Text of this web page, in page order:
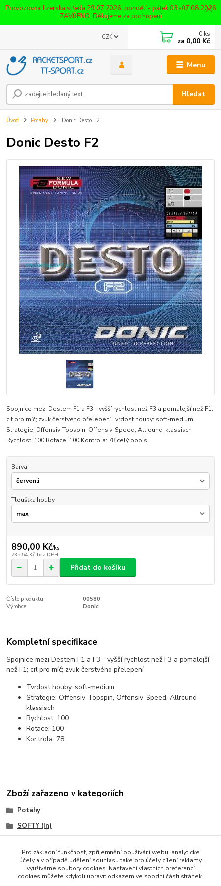
Provozovna Jizerská středa 29.07.2026, pondělí - pátek 03.-07.08.2026
ZAVŘENO. Děkujeme za pochopení
Menu
CZK
Hledat
0 ks
za 0,00 Kč
Úvod Potahy Donic Desto F2
Donic Desto F2
Spojnice mezi Destem F1 a F3 - vyšší rychlost než F3 a pomalejší než F1;
cit pro míč; zvuk čerstvého přelepení Tvrdost houby: soft-medium
Strategie: Offensiv-Topspin, Offensiv-Speed, Allround-klassisch
Rychlost: 100 Rotace: 100 Kontrola: 78 celý popis
Barva
Tloušťka houby
890,00 Kč/ks
735,54 Kč bez DPH
Přidat do košíku
Číslo produktu:
00580
Výrobce:
Donic
Kompletní specifikace
Spojnice mezi Destem F1 a F3 - vyšší rychlost než F3 a pomalejší
než F1; cit pro míč; zvuk čerstvého přelepení
Tvrdost houby: soft-medium
Strategie:Offensiv-Topspin, Offensiv-Speed, Allround-
klassisch
Rychlost: 100
Rotace: 100
Kontrola: 78
Zboží zařazeno v kategoriích
Potahy
SOFTY (In)
Pro základní funkčnost, zpříjemnění používání webu, analytické
účely a v případě udělení souhlasu také pro účely cílení reklamy
využíváme soubory cookies. Nastavení vlastních preferencí
cookies můžete kdykoli upravit odkazem ve spodní části stránek.